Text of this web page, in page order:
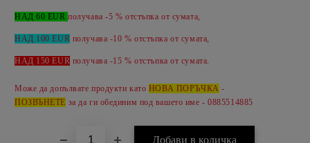
НАД 60 EURполучава -5 % отстъпка от сумата,
НАД 100 EUR получава -10 % отстъпка от сумата,
НАД 150 EUR получава -15 %отстъпка от сумата.
Може да допълвате продукти като НОВА ПОРЪЧКА -
ПОЗВЪНЕТЕ за да ги обединим под вашето име - 0885514885